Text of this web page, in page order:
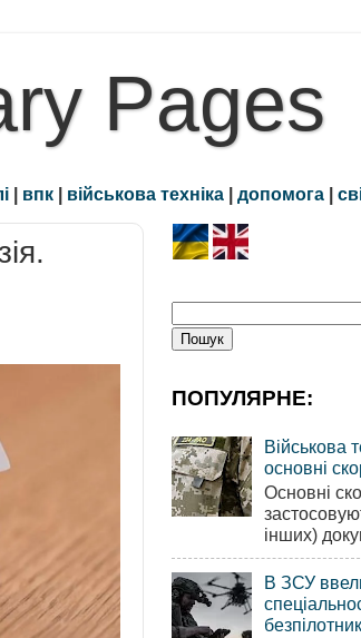
Pages
| впк | військова техніка | допомога |
ПОПУЛЯРНЕ:
Військова
основні
Основні
інших)
В ЗСУ